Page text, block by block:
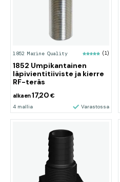
1852 Marine Quality (1)
1852 Umpikantainen
läpivientitiiviste ja kierre
RF-teräs
alkaen17,20 €
4 mallia Varastossa